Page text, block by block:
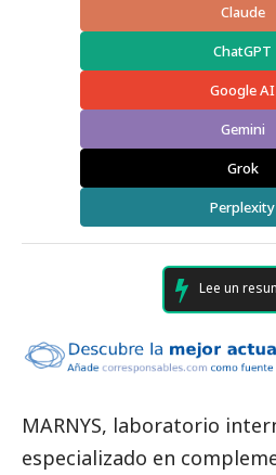
Claude
ChatGPT
Google AI
Gemini
Grok
Perplexity
Lee un
MARNYS, laboratorio
especializado en